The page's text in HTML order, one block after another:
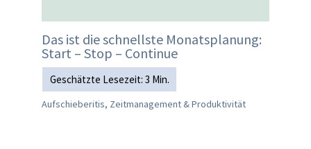
Das ist die schnellste Monatsplanung:
Start – Stop – Continue
Aufschieberitis, Zeitmanagement & Produktivität